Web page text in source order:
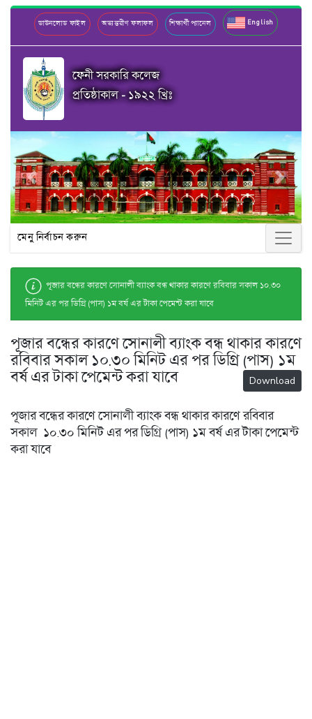
ডাউনলোড ফাইল অভ্যন্তরীণ ফলাফল শিক্ষার্থী প্যানেল English
ফেনী সরকারি কলেজ
প্রতিষ্ঠাকাল - ১৯২২ খ্রিঃ
Previous Next
মেনু নির্বাচন করুন
পূজার বন্ধের কারণে সোনালী ব্যাংক বন্ধ থাকার কারণে রবিবার সকাল ১০.৩০
মিনিট এর পর ডিগ্রি (পাস) ১ম বর্ষ এর টাকা পেমেন্ট করা যাবে
পূজার বন্ধের কারণে সোনালী ব্যাংক বন্ধ থাকার কারণে
রবিবার সকাল ১০.৩০ মিনিট এর পর ডিগ্রি (পাস) ১ম
বর্ষ এর টাকা পেমেন্ট করা যাবে
Download
পূজার বন্ধের কারণে সোনালী ব্যাংক বন্ধ থাকার কারণে রবিবার
সকাল ১০.৩০ মিনিট এর পর ডিগ্রি (পাস) ১ম বর্ষ এর টাকা পেমেন্ট
করা যাবে